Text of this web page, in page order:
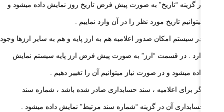
در گزینه “تاریخ” به صورت پیش فرض تاریخ روز نمایش داده میشود و
میتوانیم تاریخ مورد نظر را در آن وارد نماییم .
در سیستم امکان صدور اعلامیه هم به ارز پایه و هم به سایر ارزها وجود
دارد . در قسمت “ارز” به صورت پیش فرض ارز پایه سیستم نمایش
داده میشود و در صورت نیاز میتوانیم آن را تغییر دهیم .
اگر برای اعلامیه ، سند حسابداری صادر شده باشد ، شماره سند
حسابداری آن در گزینه “شماره سند مرتبط” نمایش داده میشود .